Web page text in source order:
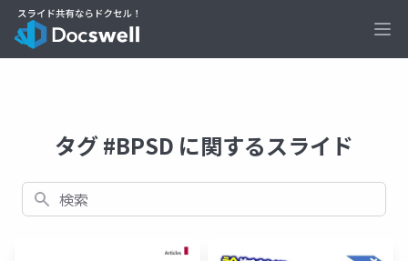
タグ #BPSD に関するスライド
検索